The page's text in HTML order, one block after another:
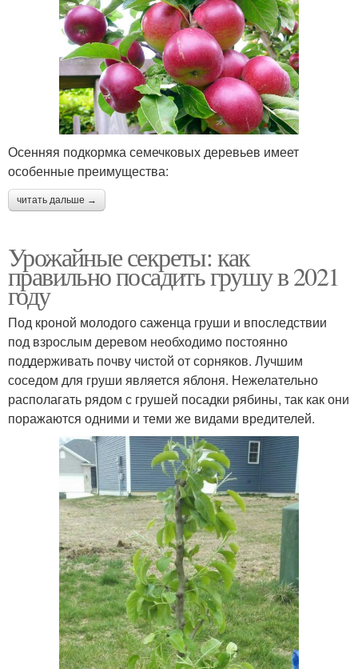
Осенняя подкормка семечковых деревьев имеет
особенные преимущества:
читать дальше →
Урожайные секреты: как
правильно посадить грушу в 2021
году
Под кроной молодого саженца груши и впоследствии
под взрослым деревом необходимо постоянно
поддерживать почву чистой от сорняков. Лучшим
соседом для груши является яблоня. Нежелательно
располагать рядом с грушей посадки рябины, так как они
поражаются одними и теми же видами вредителей.